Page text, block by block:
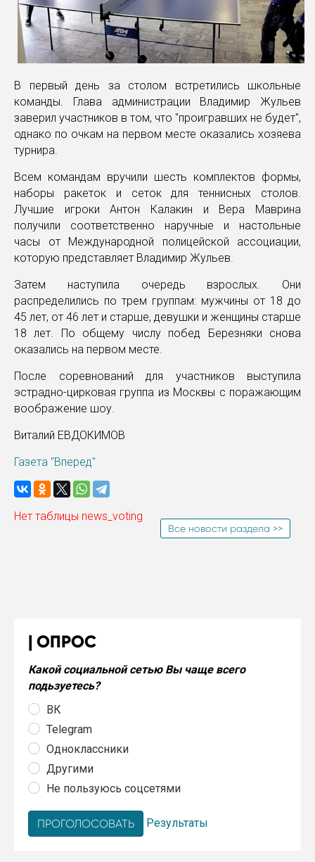
В первый день за столом встретились школьные
команды. Глава администрации Владимир Жульев
заверил участников в том, что "проигравших не будет",
однако по очкам на первом месте оказались хозяева
турнира.
Всем командам вручили шесть комплектов формы,
наборы ракеток и сеток для теннисных столов.
Лучшие игроки Антон Калакин и Вера Маврина
получили соответственно наручные и настольные
часы от Международной полицейской ассоциации,
которую представляет Владимир Жульев.
Затем наступила очередь взрослых. Они
распределились по трем группам: мужчины от 18 до
45 лет, от 46 лет и старше, девушки и женщины старше
18 лет. По общему числу побед Березняки снова
оказались на первом месте.
После соревнований для участников выступила
эстрадно-цирковая группа из Москвы с поражающим
воображение шоу.
Виталий ЕВДОКИМОВ
Газета "Вперед"
Нет таблицы news_voting
Все новости раздела >>
ОПРОС
Какой социальной сетью Вы чаще всего
подьзуетесь?
ВК
Telegram
Одноклассники
Другими
Не пользуюсь соцсетями
Результаты